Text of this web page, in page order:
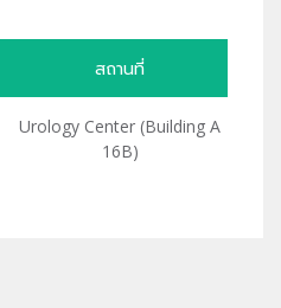
สถานที่
Urology Center (Building A
16B)